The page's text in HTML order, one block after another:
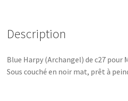
Description
Blue Harpy (Archangel) de c27 pour
Sous couché en noir mat, prêt à